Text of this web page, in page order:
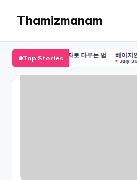
content
Thamizmanam
Top Stories
이트로 확신을 숫자로 다루는 법 베이지안 사고
July 30, 2026